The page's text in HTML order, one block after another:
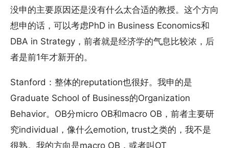
没申的主要原因还是没有什么太合适的教授。这个方向
想申的话，可以考虑PhD in Business Economics和
DBA in Strategy，前者就是经济学的气息比较浓，后
者是前1年才新开的。
Stanford：整体的reputation也很好。我申的是
Graduate School of Business的Organization
Behavior。OB分micro OB和macro OB，前者主要研
究individual，像什么emotion, trust之类的，我不是
很熟。我的方向是macro OB，或者叫OT